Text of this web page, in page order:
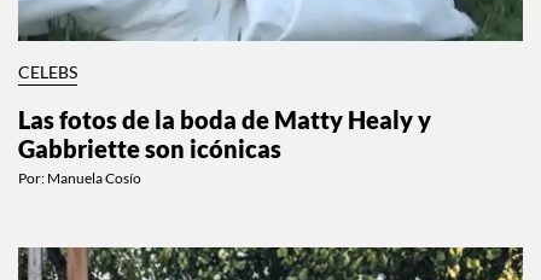
CELEBS
Las fotos de la boda de Matty Healy y
Gabbriette son icónicas
Por: Manuela Cosío